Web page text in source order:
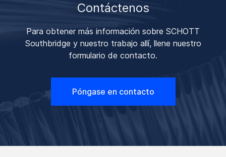
Contáctenos
Para obtener más información sobre SCHOTT
Southbridge y nuestro trabajo allí, llene nuestro
formulario de contacto.
Póngase en contacto